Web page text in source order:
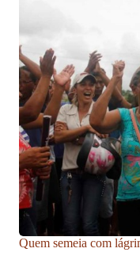
Quem semeia com